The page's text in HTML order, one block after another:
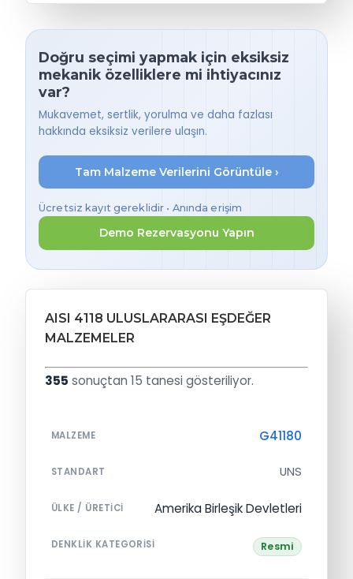
Doğru seçimi yapmak için eksiksiz
mekanik özelliklere mi ihtiyacınız
var?
Mukavemet, sertlik, yorulma ve daha fazlası
hakkında eksiksiz verilere ulaşın.
Tam Malzeme Verilerini Görüntüle ›
Ücretsiz kayıt gereklidir • Anında erişim
Demo Rezervasyonu Yapın
AISI 4118 ULUSLARARASI EŞDEĞER
MALZEMELER
355 sonuçtan 15 tanesi gösteriliyor.
MALZEME G41180
STANDART UNS
ÜLKE / ÜRETICI Amerika Birleşik Devletleri
DENKLIK KATEGORISI Resmi